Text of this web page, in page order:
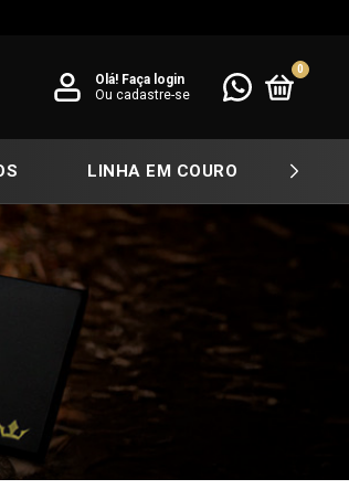
Olá! Faça login
Ou cadastre-se
0
LINHA EM COURO